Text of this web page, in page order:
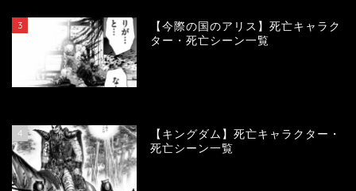
3
【今際の国のアリス】死亡キャラク
ター・死亡シーン一覧
4
【キングダム】死亡キャラクター・
死亡シーン一覧